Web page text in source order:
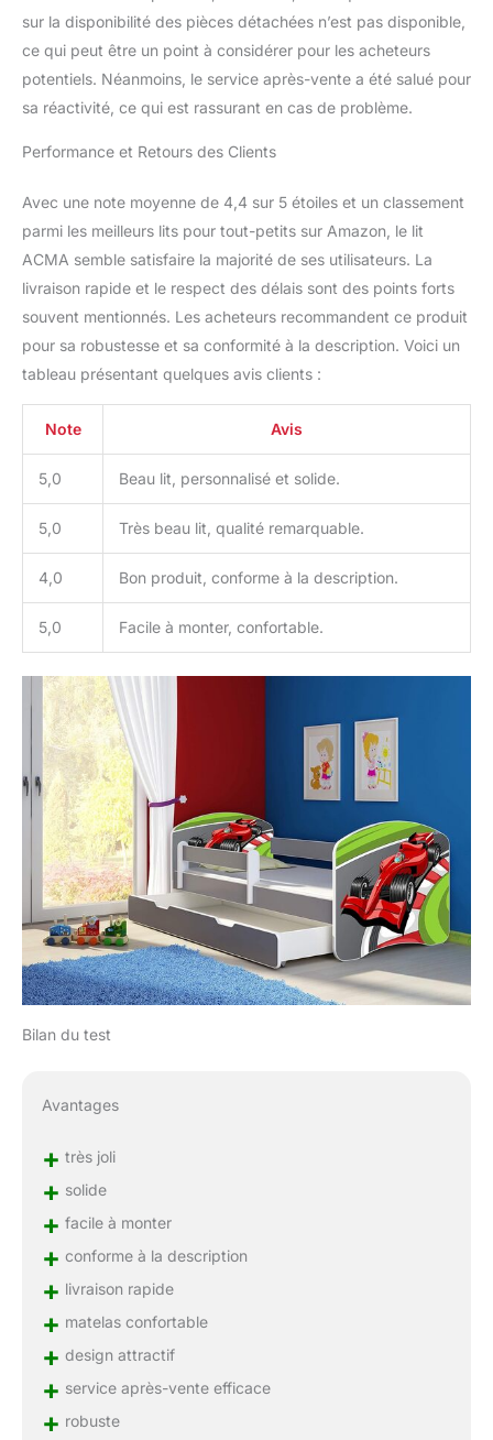
sur la disponibilité des pièces détachées n’est pas disponible,
ce qui peut être un point à considérer pour les acheteurs
potentiels. Néanmoins, le service après-vente a été salué pour
sa réactivité, ce qui est rassurant en cas de problème.
Performance et Retours des Clients
Avec une note moyenne de 4,4 sur 5 étoiles et un classement
parmi les meilleurs lits pour tout-petits sur Amazon, le lit
ACMA semble satisfaire la majorité de ses utilisateurs. La
livraison rapide et le respect des délais sont des points forts
souvent mentionnés. Les acheteurs recommandent ce produit
pour sa robustesse et sa conformité à la description. Voici un
tableau présentant quelques avis clients :
Note Avis
5,0 Beau lit, personnalisé et solide.
5,0 Très beau lit, qualité remarquable.
4,0 Bon produit, conforme à la description.
5,0 Facile à monter, confortable.
Bilan du test
Avantages
+ très joli
+ solide
+ facile à monter
+ conforme à la description
+ livraison rapide
+ matelas confortable
+ design attractif
+ service après-vente efficace
+ robuste